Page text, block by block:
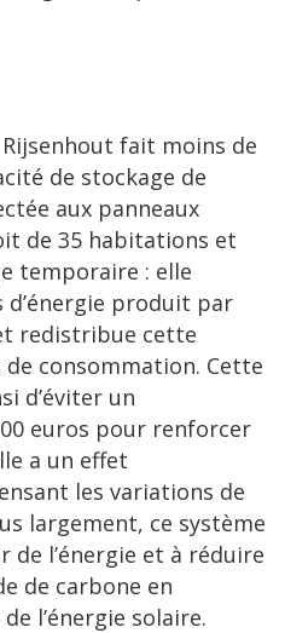
fait moins de
de stockage de
aux panneaux
de 35 habitations et
temporaire : elle
d’énergie produit par
redistribue cette
consommation. Cette
d’éviter un
euros pour renforcer
a un effet
les variations de
largement, ce système
de l’énergie et à réduire
de carbone en
l’énergie solaire.